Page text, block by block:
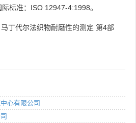
标准：ISO 12947-4:1998。
丁代尔法织物耐磨性的测定 第4部
心有限公司